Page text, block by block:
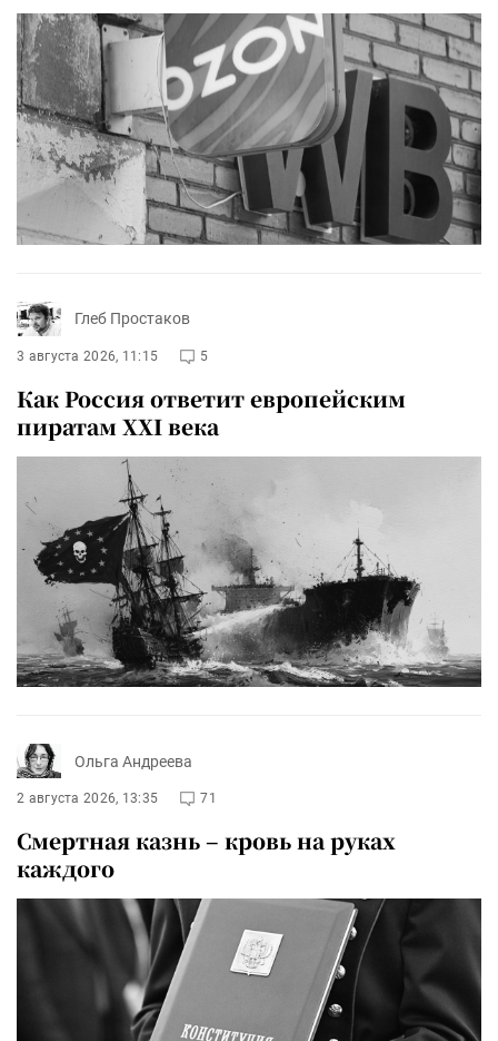
Глеб Простаков
3 августа 2026, 11:15 5
Как Россия ответит европейским
пиратам XXI века
Ольга Андреева
2 августа 2026, 13:35 71
Смертная казнь – кровь на руках
каждого